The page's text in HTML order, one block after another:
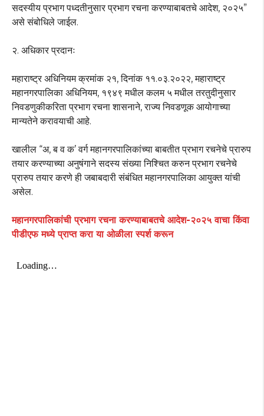
सदस्यीय प्रभाग पध्दतीनुसार प्रभाग रचना करण्याबाबतचे आदेश, २०२५”
असे संबोधिले जाईल.
२. अधिकार प्रदानः
महाराष्ट्र अधिनियम क्रमांक २१, दिनांक ११.०३.२०२२, महाराष्ट्र
महानगरपालिका अधिनियम, १९४९ मधील कलम ५ मधील तरतुदीनुसार
निवडणुकीकरिता प्रभाग रचना शासनाने, राज्य निवडणूक आयोगाच्या
मान्यतेने करावयाची आहे.
खालील “अ, ब व क’ वर्ग महानगरपालिकांच्या बाबतीत प्रभाग रचनेचे प्रारुप
तयार करण्याच्या अनुषंगाने सदस्य संख्या निश्चित करुन प्रभाग रचनेचे
प्रारुप तयार करणे ही जबाबदारी संबंधित महानगरपालिका आयुक्त यांची
असेल.
महानगरपालिकांची प्रभाग रचना करण्याबाबतचे आदेश-२०२५ वाचा किंवा
पीडीएफ मध्ये प्राप्त करा या ओळीला स्पर्श करून